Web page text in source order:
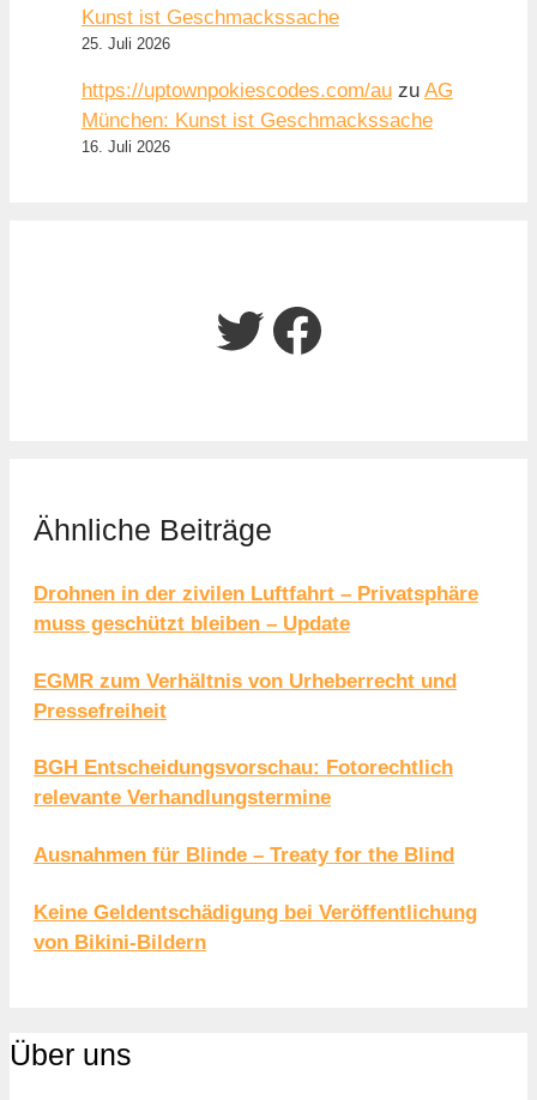
Kunst ist Geschmackssache
25. Juli 2026
https://uptownpokiescodes.com/au zu AG
München: Kunst ist Geschmackssache
16. Juli 2026
Twitter
Facebook
Ähnliche Beiträge
Drohnen in der zivilen Luftfahrt – Privatsphäre
muss geschützt bleiben – Update
EGMR zum Verhältnis von Urheberrecht und
Pressefreiheit
BGH Entscheidungsvorschau: Fotorechtlich
relevante Verhandlungstermine
Ausnahmen für Blinde – Treaty for the Blind
Keine Geldentschädigung bei Veröffentlichung
von Bikini-Bildern
Über uns